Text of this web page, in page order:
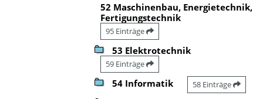
52 Maschinenbau, Energietechnik,
Fertigungstechnik
95 Einträge
53 Elektrotechnik
59 Einträge
54 Informatik 58 Einträge